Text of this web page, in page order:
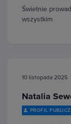
Świetnie
wszystkim
10 listopada 2025
Natalia
PROFIL